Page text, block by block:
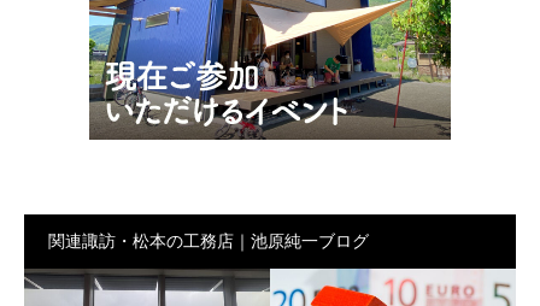
関連諏訪・松本の工務店｜池原純一ブログ